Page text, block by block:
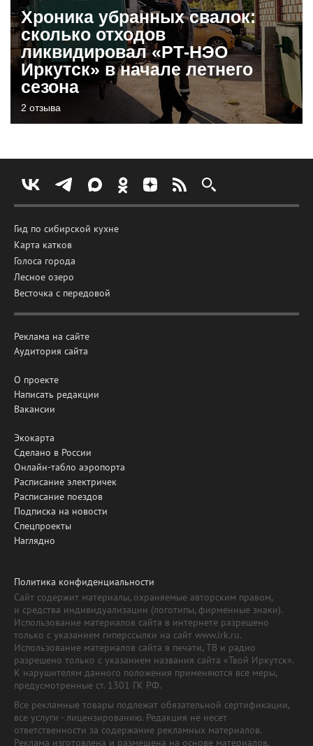
Хроника убранных свалок:
сколько отходов
ликвидировал «РТ-НЭО
Иркутск» в начале летнего
сезона
2 отзыва
Гид по сибирской кухне
Карта катков
Голоса города
Лесное озеро
Весточка с передовой
Реклама на сайте
Аудитория сайта
О проекте
Написать редакции
Вакансии
Экокарта
Сделано в России
Онлайн-табло аэропорта
Расписание электричек
Расписание поездов
Подписка на новости
Спецпроекты
Наглядно
Политика конфиденциальности
Сайт содержит материалы, охраняемые авторским правом,
и средства индивидуализации (логотипы, фирменные знаки).
Использование материалов сайта в интернете разрешено
только с указанием гиперссылки на сайт www.irk.ru.
Использование материалов сайта в печати, ТВ и радио
разрешено только с указанием названия сайта «Твой Иркутск».
К нарушителям данного положения применяются все меры,
предусмотренные ст. 1301 ГК РФ.
Все рекламные товары подлежат обязательной сертификации,
все услуги - лицензированию. Редакция не несет
ответственности за содержание рекламных материалов.
Реклама изготовлена и размещена на основе материалов,